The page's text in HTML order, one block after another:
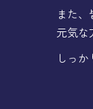
また
元気な
しっ